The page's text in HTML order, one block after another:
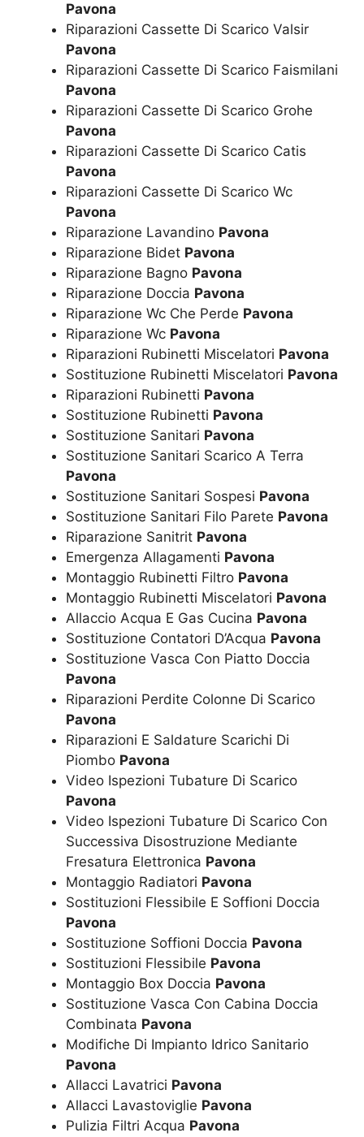
Pavona
Riparazioni Cassette Di Scarico Valsir
Pavona
Riparazioni Cassette Di Scarico Faismilani
Pavona
Riparazioni Cassette Di Scarico Grohe
Pavona
Riparazioni Cassette Di Scarico Catis
Pavona
Riparazioni Cassette Di Scarico Wc
Pavona
Riparazione Lavandino Pavona
Riparazione Bidet Pavona
Riparazione Bagno Pavona
Riparazione Doccia Pavona
Riparazione Wc Che Perde Pavona
Riparazione Wc Pavona
Riparazioni Rubinetti Miscelatori Pavona
Sostituzione Rubinetti Miscelatori Pavona
Riparazioni Rubinetti Pavona
Sostituzione Rubinetti Pavona
Sostituzione Sanitari Pavona
Sostituzione Sanitari Scarico A Terra
Pavona
Sostituzione Sanitari Sospesi Pavona
Sostituzione Sanitari Filo Parete Pavona
Riparazione Sanitrit Pavona
Emergenza Allagamenti Pavona
Montaggio Rubinetti Filtro Pavona
Montaggio Rubinetti Miscelatori Pavona
Allaccio Acqua E Gas Cucina Pavona
Sostituzione Contatori D’Acqua Pavona
Sostituzione Vasca Con Piatto Doccia
Pavona
Riparazioni Perdite Colonne Di Scarico
Pavona
Riparazioni E Saldature Scarichi Di
Piombo Pavona
Video Ispezioni Tubature Di Scarico
Pavona
Video Ispezioni Tubature Di Scarico Con
Successiva Disostruzione Mediante
Fresatura Elettronica Pavona
Montaggio Radiatori Pavona
Sostituzioni Flessibile E Soffioni Doccia
Pavona
Sostituzione Soffioni Doccia Pavona
Sostituzioni Flessibile Pavona
Montaggio Box Doccia Pavona
Sostituzione Vasca Con Cabina Doccia
Combinata Pavona
Modifiche Di Impianto Idrico Sanitario
Pavona
Allacci Lavatrici Pavona
Allacci Lavastoviglie Pavona
Pulizia Filtri Acqua Pavona